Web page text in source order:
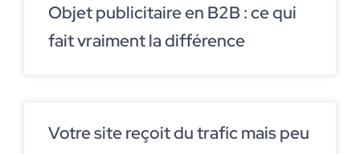
Objet publicitaire en B2B : ce qui
fait vraiment la différence
Votre site reçoit du trafic mais peu